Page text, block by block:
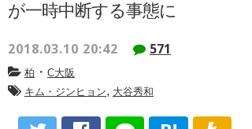
が一時中断する事態に
2018.03.10 20:42 571
柏 ・ C大阪
キム・ジンヒョン, 大谷秀和